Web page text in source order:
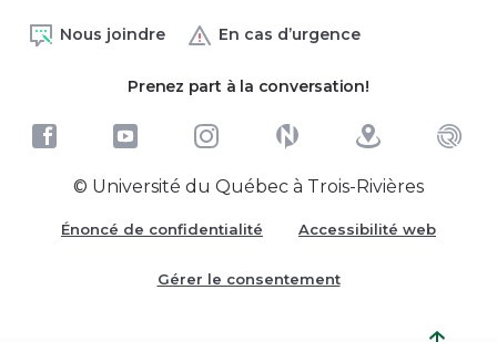
Nous joindre En cas d’urgence
Prenez part à la conversation!
© Université du Québec à Trois-Rivières
Énoncé de confidentialité Accessibilité web
Gérer le consentement